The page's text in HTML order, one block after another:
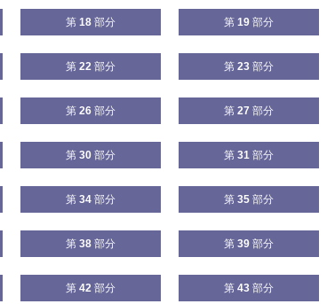
第 18 部分 第 19 部分
第 22 部分 第 23 部分
第 26 部分 第 27 部分
第 30 部分 第 31 部分
第 34 部分 第 35 部分
第 38 部分 第 39 部分
第 42 部分 第 43 部分